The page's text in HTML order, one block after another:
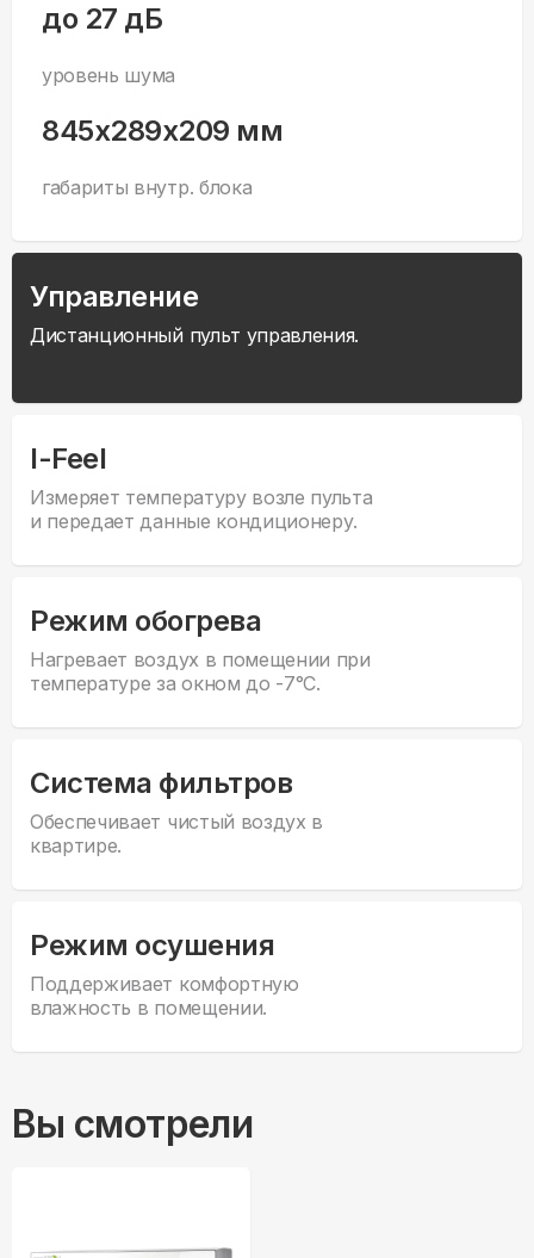
до 27 дБ
уровень шума
845x289x209 мм
габариты внутр. блока
Управление
Дистанционный пульт управления.
I-Feel
Измеряет температуру возле пульта
и передает данные кондиционеру.
Режим обогрева
Нагревает воздух в помещении при
температуре за окном до -7°С.
Система фильтров
Обеспечивает чистый воздух в
квартире.
Режим осушения
Поддерживает комфортную
влажность в помещении.
Вы смотрели